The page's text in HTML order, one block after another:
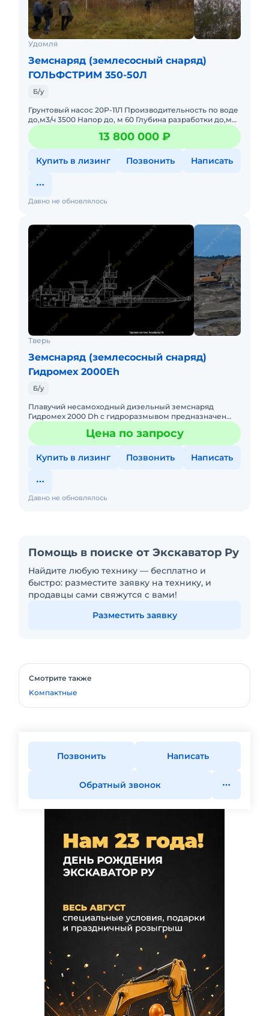
Удомля
Земснаряд (землесосный снаряд)
ГОЛЬФСТРИМ 350-50Л
Б/у
Грунтовый насос 20Р-11Л Производительность по воде
до,м3/ч 3500 Напор до, м 60 Глубина разработки до,м
18 Дальность транспортирования пульпы до,м 2500
Мощн
13 800 000 ₽
Купить в лизинг Позвонить Написать
Давно не обновлялось
Тверь
Земснаряд (землесосный снаряд)
Гидромех 2000Eh
Б/у
Плавучий несамоходный дизельный земснаряд
Гидромех 2000 Dh c гидроразмывом предназначен
для разработки грунтов I-III категории по согласно
таблицы ФЭР 2001-01 иЦена по запросу
Купить в лизинг Позвонить Написать
Давно не обновлялось
Помощь в поиске от Экскаватор Ру
Найдите любую технику — бесплатно и
быстро: разместите заявку на технику, и
продавцы сами свяжутся с вами!
Разместить заявку
Смотрите также
Kомпактные
Позвонить Написать
Обратный звонок